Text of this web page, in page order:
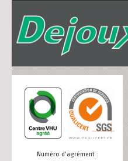
Numéro d'agrément :